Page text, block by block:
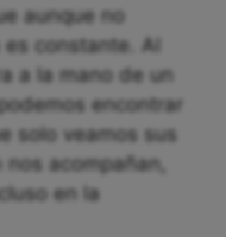
aunque no
constante. Al
a la mano de un
encontrar
solo veamos sus
acompañan,
en la